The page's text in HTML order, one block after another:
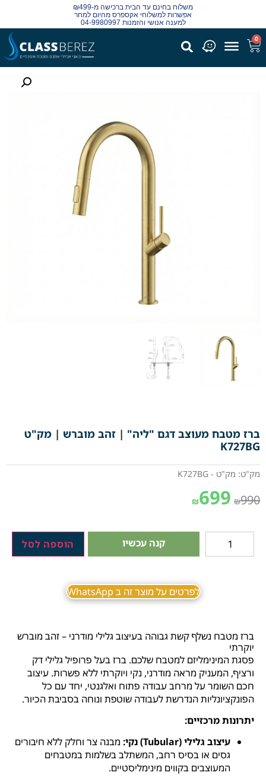
משלוח בחינם עד הבית ברכישה מ-₪499
אפשרות למשלוחי אקספרס מהיום למחר
למענה אנושי והזמנות 04-9980997
0
ברז מטבח מעוצב דגם "ליה" | זהב מוברש | מק"ט
K727BG
מק"ט: מק"ט - K727BG
₪990
₪699
קנה עכשיו הוספה לסל
לפרטים על מוצר זה ב WhatsApp
ברז מטבח נשלף קשת גבוהה בעיצוב גלילי מודרני – זהב מוברש
יוקרתי
פסגת המינימליזם למטבח שלכם. ברז בעל פרופיל גלילי דק
ורציף, המעניק מראה מודרני, נקי ויוקרתי ללא פשרות. עיצוב
חכם השומר על מרחב עבודה פתוח ואלגנטי, יחד עם כל
הפונקציונליות הנדרשת לעבודה שוטפת ונוחה בסביבת הכיור.
יתרונות מרכזיים:
עיצוב גלילי (Tubular) נקי:
מבנה צר וחלק ללא חיבורים
גסים או בסיס רחב, המשתלב בשלמות במטבחים
המעוצבים בקווים מינימליסטיים.